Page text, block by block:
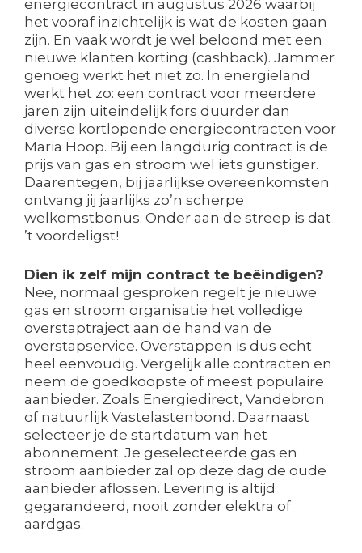
energiecontract in augustus 2026 waarbij
het vooraf inzichtelijk is wat de kosten gaan
zijn. En vaak wordt je wel beloond met een
nieuwe klanten korting (cashback). Jammer
genoeg werkt het niet zo. In energieland
werkt het zo: een contract voor meerdere
jaren zijn uiteindelijk fors duurder dan
diverse kortlopende energiecontracten voor
Maria Hoop. Bij een langdurig contract is de
prijs van gas en stroom wel iets gunstiger.
Daarentegen, bij jaarlijkse overeenkomsten
ontvang jij jaarlijks zo’n scherpe
welkomstbonus. Onder aan de streep is dat
’t voordeligst!
Dien ik zelf mijn contract te beëindigen?
Nee, normaal gesproken regelt je nieuwe
gas en stroom organisatie het volledige
overstaptraject aan de hand van de
overstapservice. Overstappen is dus echt
heel eenvoudig. Vergelijk alle contracten en
neem de goedkoopste of meest populaire
aanbieder. Zoals Energiedirect, Vandebron
of natuurlijk Vastelastenbond. Daarnaast
selecteer je de startdatum van het
abonnement. Je geselecteerde gas en
stroom aanbieder zal op deze dag de oude
aanbieder aflossen. Levering is altijd
gegarandeerd, nooit zonder elektra of
aardgas.